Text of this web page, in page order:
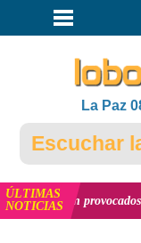
La Paz
Escuchar la
ÚLTIMAS
NOTICIASprovocados y